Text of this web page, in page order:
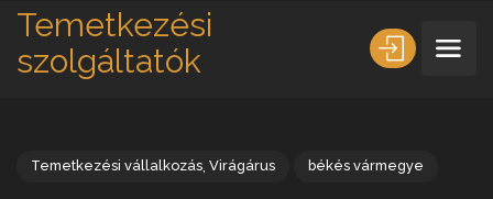
Temetkezési
szolgáltatók